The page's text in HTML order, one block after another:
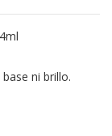
ni brillo.